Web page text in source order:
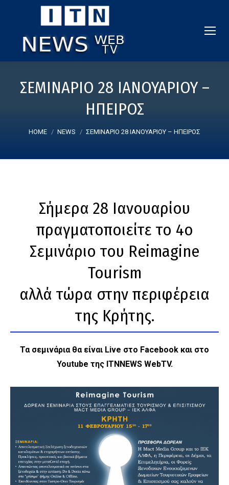
ΣΕΜΙΝΑΡΙΟ 28 ΙΑΝΟΥΑΡΙΟΥ –
ΗΠΕΙΡΟΣ
HOME NEWS ΣΕΜΙΝΑΡΙΟ 28 ΙΑΝΟΥΑΡΙΟΥ – ΗΠΕΙΡΟΣ
Σήμερα 28 Ιανουαρίου
πραγματοποιείτε το 4ο
Σεμινάριο του Reimagine
Tourism
αλλά τώρα στην περιφέρεια
της Κρήτης.
Τα σεμινάρια θα είναι Live στο Facebook και στο
Youtube της ITNNEWS WebTV.